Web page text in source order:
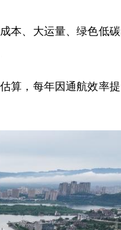
、大运量、绿色低碳
，每年因通航效率